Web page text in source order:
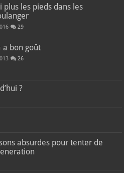
plus les pieds dans les
29
a bon goût
26
?
absurdes pour tenter de